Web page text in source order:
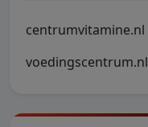
centrumvitamine.nl
voedingscentrum.nl